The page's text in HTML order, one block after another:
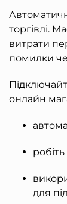
торгівлі.
витрати
помилки
онлайн
для